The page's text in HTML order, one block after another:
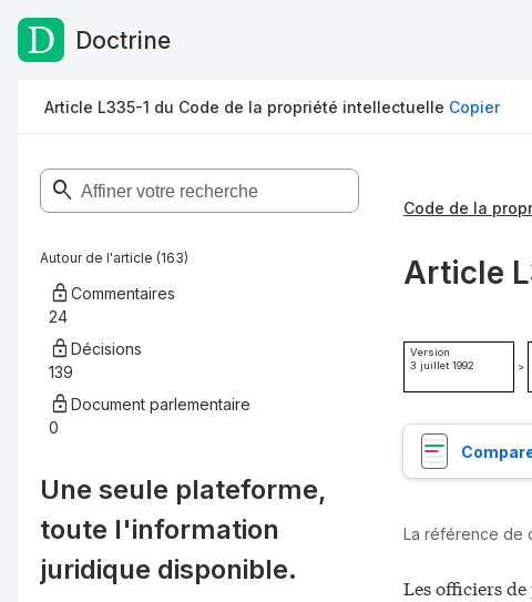
Passer au contenu
Doctrine
Article L335-1 du Code de la propriété intellectuelle Copier
Autour de l'article (163)
Commentaires
24
Décisions
139
Document parlementaire
0
Une seule plateforme,
toute l'information
juridique disponible.
Code de la
Article
Version
3 juillet 1992
>
La référence de
Les officiers